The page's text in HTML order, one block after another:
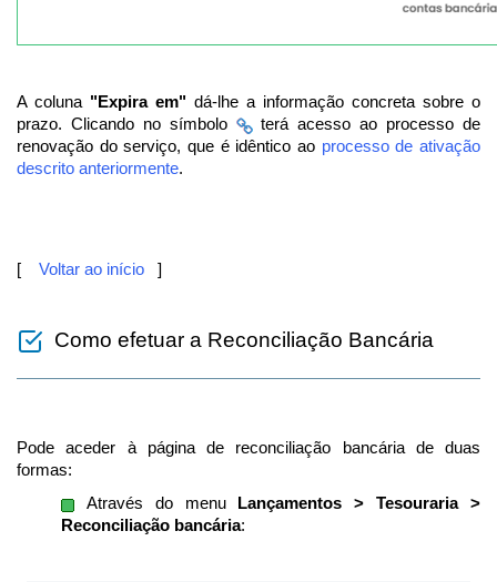
A coluna "Expira em" dá-lhe a informação concreta sobre o
prazo. Clicando no símbolo
terá acesso ao processo de
renovação do serviço, que é idêntico ao processo de ativação
descrito anteriormente.
[ Voltar ao início ]
Como efetuar a Reconciliação Bancária
Pode aceder à página de reconciliação bancária de duas
formas:
Através do menu
Lançamentos > Tesouraria >
Reconciliação bancária: